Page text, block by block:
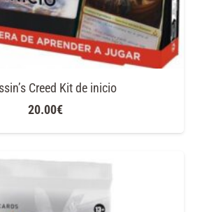
Creed Kit de inicio
20.00€